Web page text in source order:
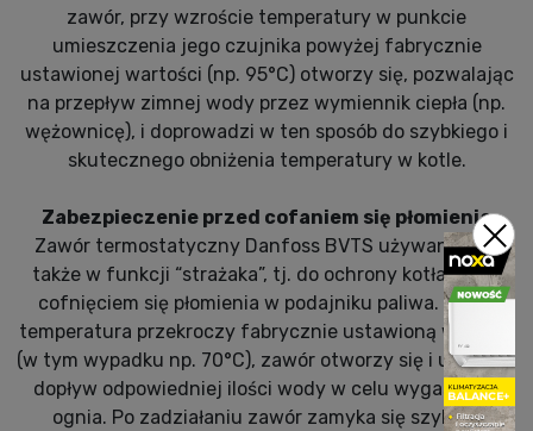
zawór, przy wzroście temperatury w punkcie
umieszczenia jego czujnika powyżej fabrycznie
ustawionej wartości (np. 95°C) otworzy się, pozwalając
na przepływ zimnej wody przez wymiennik ciepła (np.
wężownicę), i doprowadzi w ten sposób do szybkiego i
skutecznego obniżenia temperatury w kotle.
Zabezpieczenie przed cofaniem się płomienia
Zawór termostatyczny Danfoss BVTS używany jest
także w funkcji “strażaka”, tj. do ochrony kotła przed
cofnięciem się płomienia w podajniku paliwa. Jeżeli
temperatura przekroczy fabrycznie ustawioną wartość
(w tym wypadku np. 70°C), zawór otworzy się i umożliwi
dopływ odpowiedniej ilości wody w celu wygaszenia
ognia. Po zadziałaniu zawór zamyka się szybko i